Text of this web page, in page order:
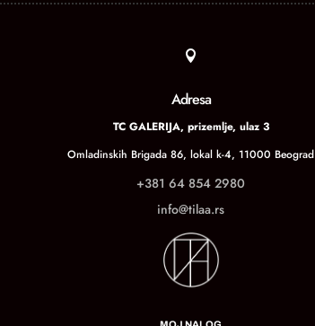

Adresa
TC GALERIJA, prizemlje, ulaz 3
Omladinskih Brigada 86, lokal k-4, 11000 Beograd
+381 64 854 2980
info@tilaa.rs